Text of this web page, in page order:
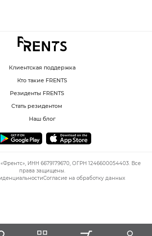
Клиентская поддержка
Кто такие FRENTS
Резиденты FRENTS
Стать резидентом
Наш блог
ИНН 6679179670, ОГРН 1246600054403. Все
права защищены.
Согласие на обработку данных